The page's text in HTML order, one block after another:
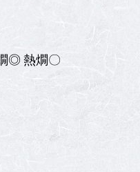
◎ 熱燗〇